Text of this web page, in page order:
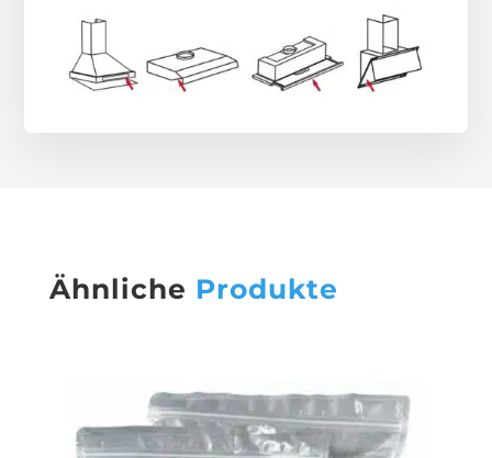
Ähnliche Produkte